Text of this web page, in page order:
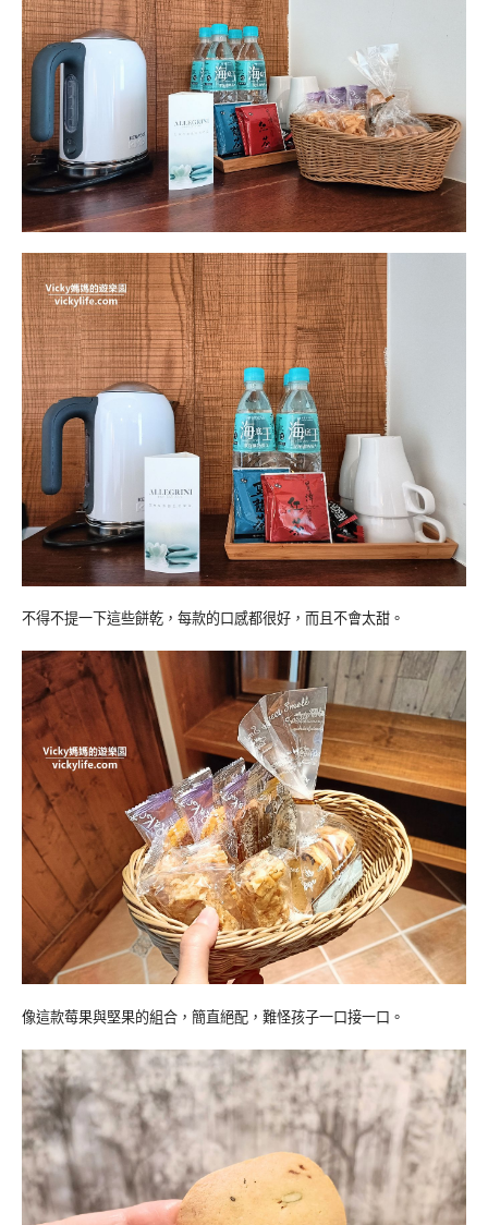
不得不提一下這些餅乾，每款的口感都很好，而且不會太甜。
像這款莓果與堅果的組合，簡直絕配，難怪孩子一口接一口。